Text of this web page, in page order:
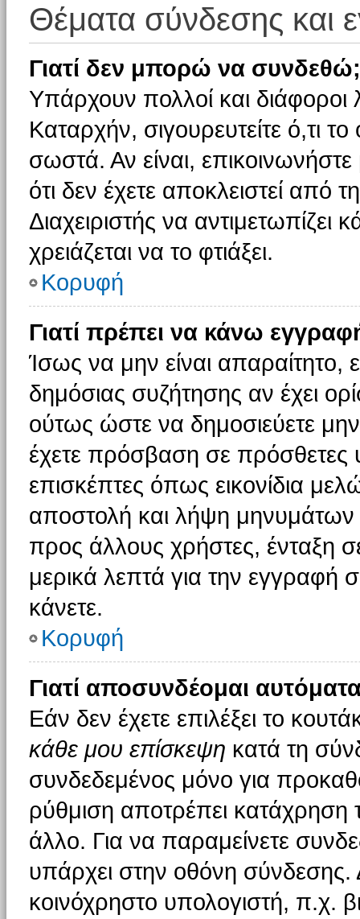
Θέματα σύνδεσης και
Γιατί δεν μπορώ να συνδεθώ;
Υπάρχουν πολλοί και
Καταρχήν, σιγουρευτείτε ό,τι
σωστά. Αν είναι, επικοινωνήστε
ότι δεν έχετε αποκλειστεί από
Διαχειριστής να αντιμετωπίζει
χρειάζεται να το φτιάξει.
Κορυφή
Γιατί πρέπει να κάνω
Ίσως να μην είναι απαραίτητο,
δημόσιας συζήτησης αν έχει
ούτως ώστε να δημοσιεύετε
έχετε πρόσβαση σε πρόσθετες
επισκέπτες όπως εικονίδια
αποστολή και λήψη μηνυμάτων
προς άλλους χρήστες, ένταξη
μερικά λεπτά για την
κάνετε.
Κορυφή
Γιατί αποσυνδέομαι
Εάν δεν έχετε επιλέξει το
κάθε μου επίσκεψη κατά τη
συνδεδεμένος μόνο για
ρύθμιση αποτρέπει
άλλο. Για να παραμείνετε
υπάρχει στην οθόνη σύνδεσης.
κοινόχρηστο υπολογιστή, π.χ.